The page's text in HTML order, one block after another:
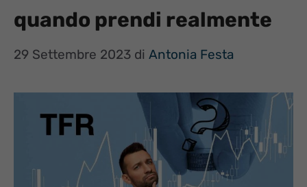
quando prendi realmente
29 Settembre 2023 di Antonia Festa